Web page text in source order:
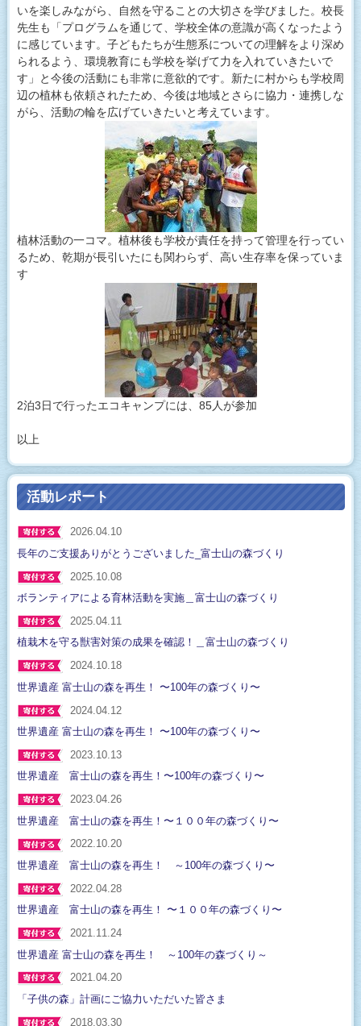
いを楽しみながら、自然を守ることの大切さを学びました。校長
先生も「プログラムを通じて、学校全体の意識が高くなったよう
に感じています。子どもたちが生態系についての理解をより深め
られるよう、環境教育にも学校を挙げて力を入れていきたいで
す」と今後の活動にも非常に意欲的です。新たに村からも学校周
辺の植林も依頼されたため、今後は地域とさらに協力・連携しな
がら、活動の輪を広げていきたいと考えています。
植林活動の一コマ。植林後も学校が責任を持って管理を行ってい
るため、乾期が長引いたにも関わらず、高い生存率を保っていま
す
2泊3日で行ったエコキャンプには、85人が参加
以上
活動レポート
2026.04.10
長年のご支援ありがとうございました_富士山の森づくり
2025.10.08
ボランティアによる育林活動を実施＿富士山の森づくり
2025.04.11
植栽木を守る獣害対策の成果を確認！＿富士山の森づくり
2024.10.18
世界遺産 富士山の森を再生！ 〜100年の森づくり〜
2024.04.12
世界遺産 富士山の森を再生！ 〜100年の森づくり〜
2023.10.13
世界遺産 富士山の森を再生！〜100年の森づくり〜
2023.04.26
世界遺産 富士山の森を再生！〜１００年の森づくり〜
2022.10.20
世界遺産 富士山の森を再生！ ～100年の森づくり〜
2022.04.28
世界遺産 富士山の森を再生！ 〜１００年の森づくり〜
2021.11.24
世界遺産 富士山の森を再生！ ～100年の森づくり～
2021.04.20
「子供の森」計画にご協力いただいた皆さま
2018.03.30